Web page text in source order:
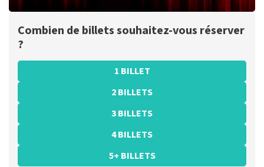
Combien de billets souhaitez-vous réserver
?
1 BILLET
2 BILLETS
3 BILLETS
4 BILLETS
5+ BILLETS